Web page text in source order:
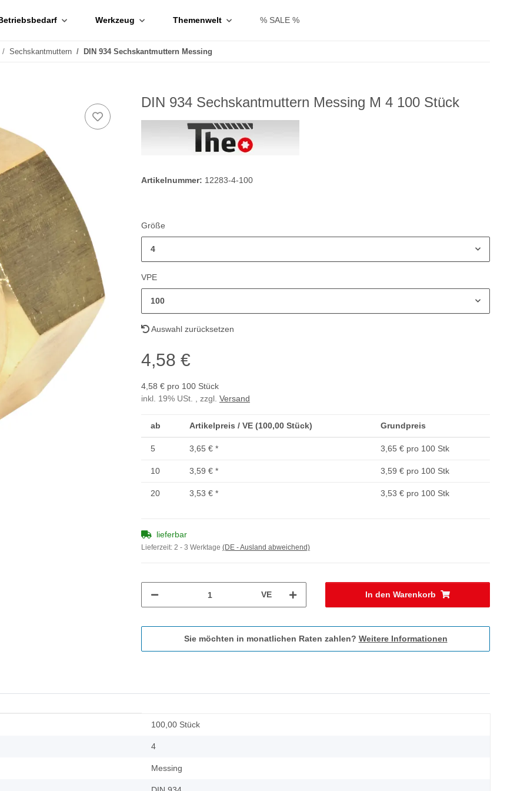
Werkzeug Themenwelt % SALE %
Sechskantmuttern DIN 934 Sechskantmuttern Messing
DIN 934 Sechskantmuttern Messing M 4 100 Stück
Artikelnummer: 12283-4-100
Größe
4
VPE
100
Auswahl zurücksetzen
4,58 €
4,58 € pro 100 Stück
inkl. 19% USt. , zzgl. Versand
ab Artikelpreis / VE (100,00 Stück) Grundpreis
5 3,65 € * 3,65 € pro 100 Stk
10 3,59 € * 3,59 € pro 100 Stk
20 3,53 € * 3,53 € pro 100 Stk
lieferbar
Lieferzeit: 2 - 3 Werktage (DE - Ausland abweichend)
VE In den Warenkorb
Sie möchten in monatlichen Raten zahlen? Weitere Informationen
100,00 Stück
4
Messing